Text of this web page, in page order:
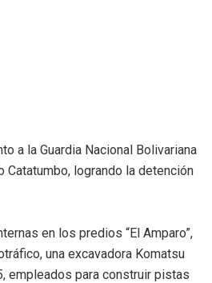
a la Guardia Nacional Bolivariana
Catatumbo, logrando la detención
en los predios “El Amparo”,
una excavadora Komatsu
empleados para construir pistas